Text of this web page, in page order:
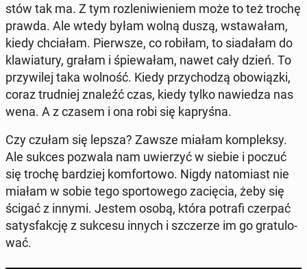
stów tak ma. Z tym roz­le­ni­wie­niem może to też trochę
prawda. Ale wtedy byłam wolną duszą, wsta­wa­łam,
kiedy chcia­łam. Pierw­sze, co robiłam, to sia­da­łam do
kla­wia­tu­ry, grałam i śpie­wa­łam, nawet cały dzień. To
przy­wi­lej taka wolność. Kiedy przy­cho­dzą obo­wiąz­ki,
coraz trud­niej znaleźć czas, kiedy tylko na­wie­dza nas
wena. A z czasem i ona robi się ka­pry­śna.
Czy czułam się lepsza? Zawsze miałam kom­plek­sy.
Ale sukces pozwala nam uwie­rzyć w siebie i poczuć
się trochę bar­dziej kom­for­to­wo. Nigdy na­to­miast nie
miałam w sobie tego spor­to­we­go za­cię­cia, żeby się
ścigać z innymi. Jestem osobą, która potrafi czerpać
sa­tys­fak­cję z sukcesu innych i szcze­rze im go gra­tu­lo­
wać.